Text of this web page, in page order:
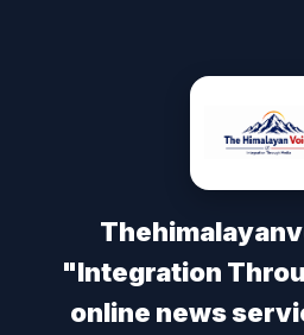
"Integration
online news